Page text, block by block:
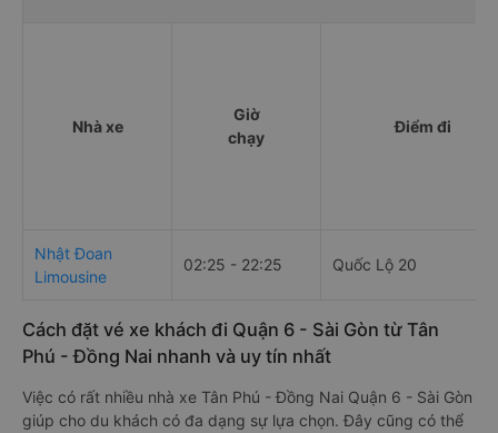
Nhà xe
Giờ
chạy
Điểm đi
Nhật Đoan
Limousine
02:25 - 22:25 Quốc Lộ 20
Cách đặt vé xe khách đi Quận 6 - Sài Gòn từ Tân
Phú - Đồng Nai nhanh và uy tín nhất
Việc có rất nhiều nhà xe Tân Phú - Đồng Nai Quận 6 - Sài Gòn
giúp cho du khách có đa dạng sự lựa chọn. Đây cũng có thể